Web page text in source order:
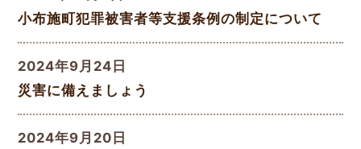
小布施町犯罪被害者等支援条例の制定について
2024年9月24日
災害に備えましょう
2024年9月20日